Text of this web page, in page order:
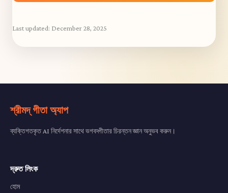
Last updated: December 28, 2025
শ্রীমদ্ গীতা অ্যাপ
ব্যক্তিগতকৃত AI নির্দেশনার সাথে ভগবদ্গীতার চিরন্তন জ্ঞান অনুভব করুন।
দ্রুত লিংক
হোম